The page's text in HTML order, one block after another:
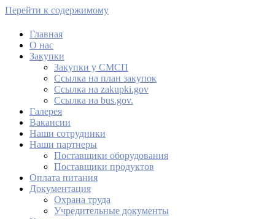
Перейти к содержимому
МАУ Комбинат питания
Главная
О нас
Закупки
Закупки у СМСП
Cсылка на план закупок
Cсылка на zakupki.gov
Ссылка на bus.gov.
Галерея
Вакансии
Наши сотрудники
Наши партнеры
Поставщики оборудования
Поставщики продуктов
Оплата питания
Документация
Охрана труда
Учредительные документы